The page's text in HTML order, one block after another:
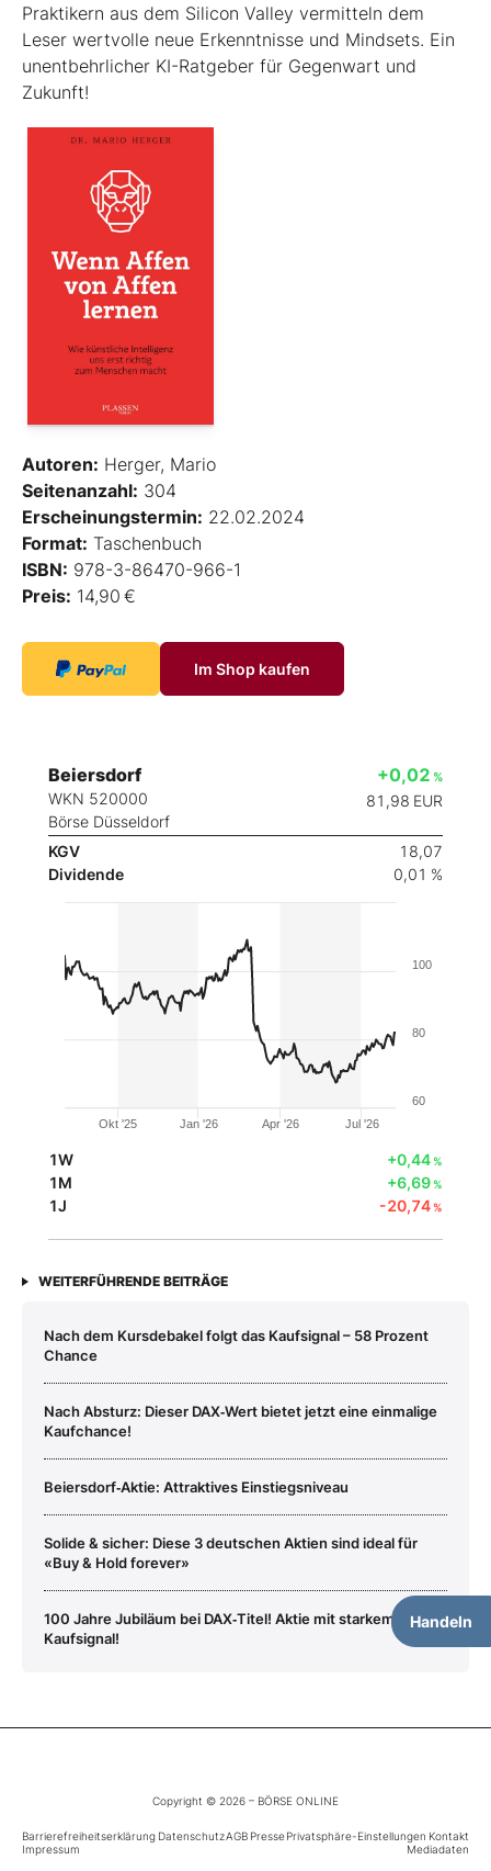
Praktikern aus dem Silicon Valley vermitteln dem
Leser wertvolle neue Erkenntnisse und Mindsets. Ein
unentbehrlicher KI-Ratgeber für Gegenwart und
Zukunft!
Autoren: Herger, Mario
Seitenanzahl: 304
Erscheinungstermin: 22.02.2024
Format: Taschenbuch
ISBN: 978-3-86470-966-1
Preis: 14,90 €
Im Shop kaufen
Beiersdorf
WKN 520000
Börse Düsseldorf
+0,02 %
81,98 EUR
KGV
18,07
Dividende
0,01 %
Handeln
Okt '25 Jan '26 Apr '26 Jul '26
60
80
100
1W +0,44%
1M +6,69%
1J -20,74%
WEITERFÜHRENDE BEITRÄGE
Nach dem Kursdebakel folgt das Kaufsignal – 58 Prozent
Chance
Nach Absturz: Dieser DAX‑Wert bietet jetzt eine einmalige
Kaufchance!
Beiersdorf‑Aktie: Attraktives Einstiegsniveau
Solide & sicher: Diese 3 deutschen Aktien sind ideal für
«Buy & Hold forever»
100 Jahre Jubiläum bei DAX‑Titel! Aktie mit starkem
Kaufsignal!
Copyright © 2026 – BÖRSE ONLINE
Barrierefreiheitserklärung DatenschutzAGB PressePrivatsphäre-Einstellungen Kontakt
Impressum
Mediadaten